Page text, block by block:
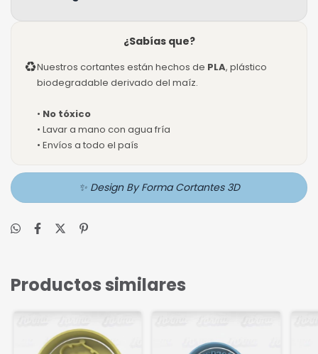
¿Sabías que?
♻Nuestros cortantes están hechos de PLA, plástico
biodegradable derivado del maíz.
• No tóxico
• Lavar a mano con agua fría
• Envíos a todo el país
✨ Design By Forma Cortantes 3D
Productos similares